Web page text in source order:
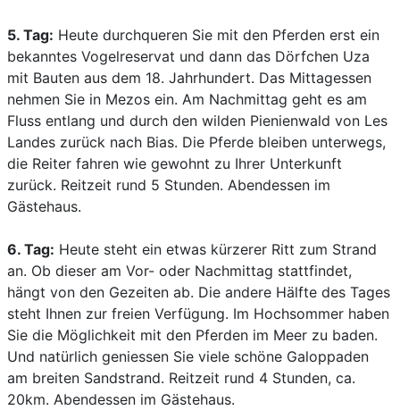
5. Tag: Heute durchqueren Sie mit den Pferden erst ein
bekanntes Vogelreservat und dann das Dörfchen Uza
mit Bauten aus dem 18. Jahrhundert. Das Mittagessen
nehmen Sie in Mezos ein. Am Nachmittag geht es am
Fluss entlang und durch den wilden Pienienwald von Les
Landes zurück nach Bias. Die Pferde bleiben unterwegs,
die Reiter fahren wie gewohnt zu Ihrer Unterkunft
zurück. Reitzeit rund 5 Stunden. Abendessen im
Gästehaus.
6. Tag: Heute steht ein etwas kürzerer Ritt zum Strand
an. Ob dieser am Vor- oder Nachmittag stattfindet,
hängt von den Gezeiten ab. Die andere Hälfte des Tages
steht Ihnen zur freien Verfügung. Im Hochsommer haben
Sie die Möglichkeit mit den Pferden im Meer zu baden.
Und natürlich geniessen Sie viele schöne Galoppaden
am breiten Sandstrand. Reitzeit rund 4 Stunden, ca.
20km. Abendessen im Gästehaus.